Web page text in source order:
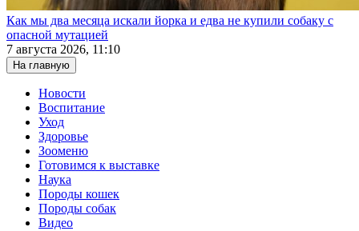
Как мы два месяца искали йорка и едва не купили собаку с
опасной мутацией
7 августа 2026, 11:10
На главную
Новости
Воспитание
Уход
Здоровье
Зооменю
Готовимся к выставке
Наука
Породы кошек
Породы собак
Видео